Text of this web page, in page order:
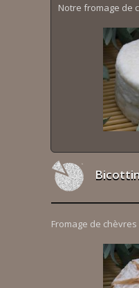
Notre fromage de
Fromage de